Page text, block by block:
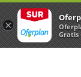
×
Gratis